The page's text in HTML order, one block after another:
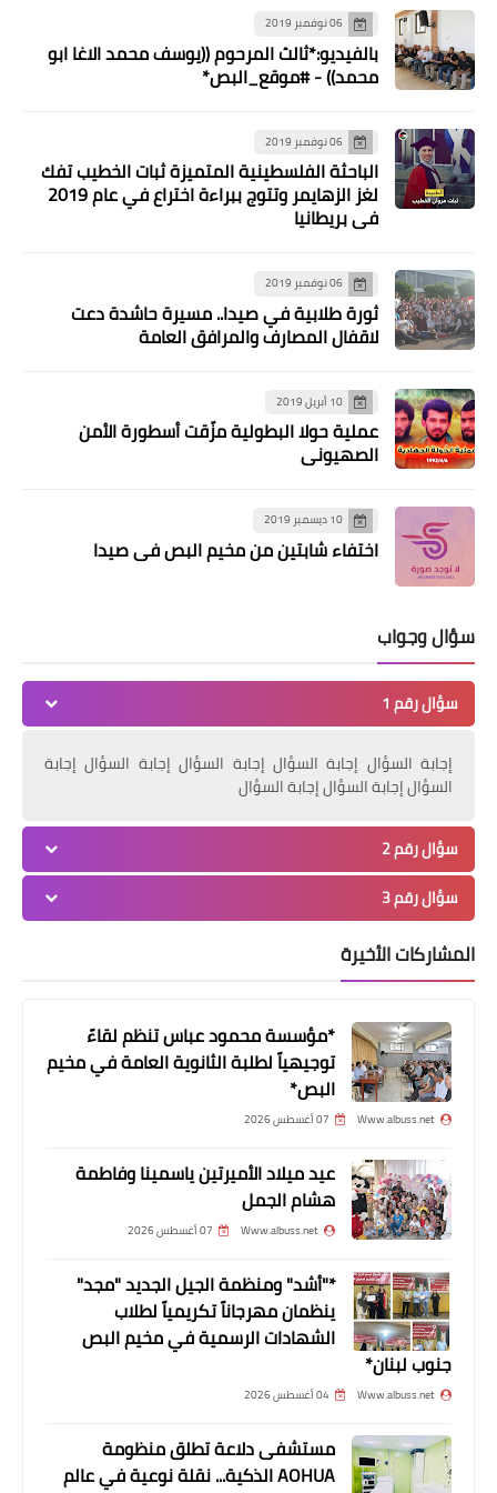
أخبار المخيمات
"رابطة بيت المقدس" تزور مدرستي
"الأقصى" و"النقب" في "الرشيدية"
مجزرة كفر قاسم من ابشع جرائم التاريخ
المعاصر بقلم : سري القدوة
منوعات
٠٠٠النائب حسن عز الدين يستقبل وفداً من
جمعية المشاريع الخيرية الإسلامية
صحة
*يوم صحي لوحدة الاسعاف والطوارئ في
مستشفى الهمشري في مخيم برج
البراجنة*
أخبار متنوعة
06 نوفمبر 2019
بالفيديو:*ثالث المرحوم ((يوسف محمد الاغا ابو
محمد)) - #موقع_البص*
06 نوفمبر 2019
الباحثة الفلسطينية المتميزة ثبات الخطيب تفك
لغز الزهايمر وتتوج ببراءة اختراع في عام 2019
في بريطانيا
06 نوفمبر 2019
ثورة طلابية في صيدا.. مسيرة حاشدة دعت
لاقفال المصارف والمرافق العامة
10 أبريل 2019
عملية حولا البطولية مزّقت أسطورة الأمن
الصهيوني
10 ديسمبر 2019
اختفاء شابتين من مخيم البص في صيدا
سؤال وجواب
سؤال رقم 1
إجابة السؤال إجابة السؤال إجابة السؤال إجابة السؤال إجابة
السؤال إجابة السؤال إجابة السؤال
سؤال رقم 2
سؤال رقم 3
المشاركات الأخيرة
*مؤسسة محمود عباس تنظم لقاءً
توجيهياً لطلبة الثانوية العامة في مخيم
البص*
Www.albuss.net 07 أغسطس 2026
عيد ميلاد الأميرتين ياسمينا وفاطمة
هشام الجمل
Www.albuss.net 07 أغسطس 2026
*"أشد" ومنظمة الجيل الجديد "مجد"
ينظمان مهرجاناً تكريمياً لطلاب
الشهادات الرسمية في مخيم البص
جنوب لبنان*
Www.albuss.net 04 أغسطس 2026
مستشفى دلاعة تطلق منظومة
AOHUA الذكية... نقلة نوعية في عالم